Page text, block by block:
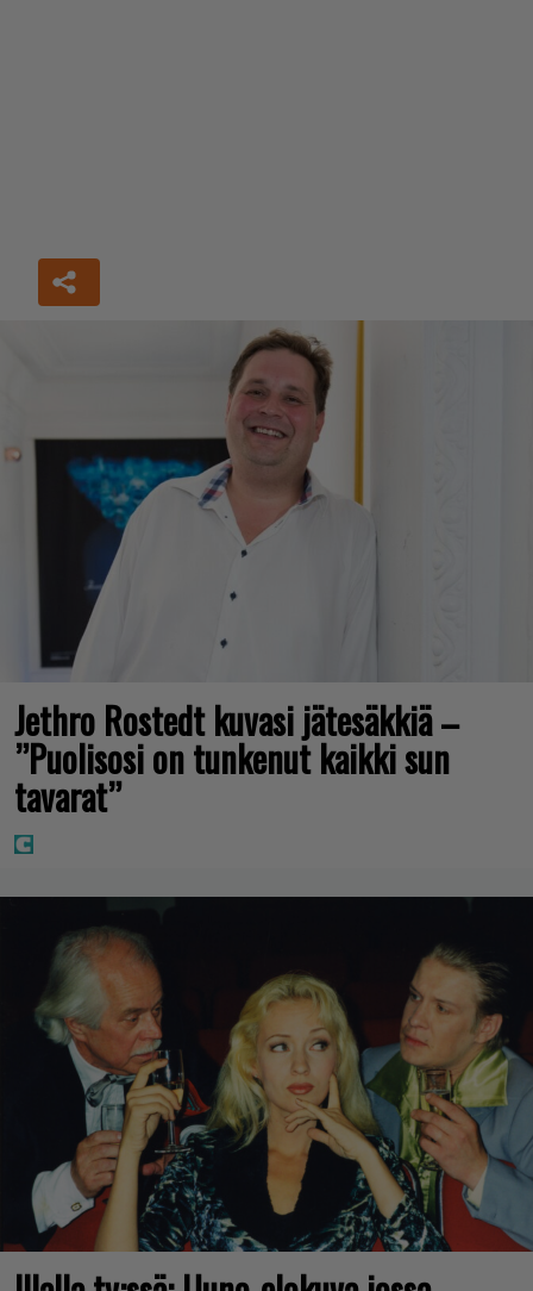
Jethro Rostedt kuvasi jätesäkkiä –
”Puolisosi on tunkenut kaikki sun
tavarat”